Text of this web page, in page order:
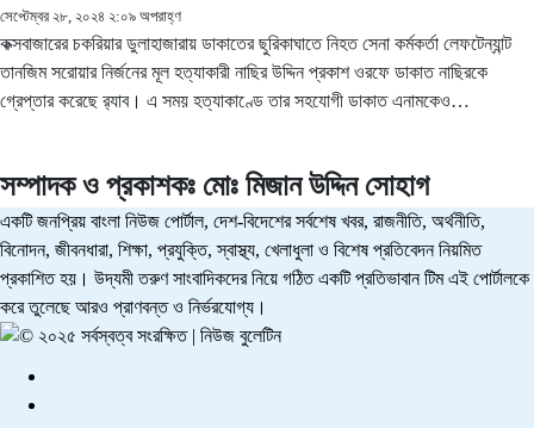
সেপ্টেম্বর ২৮, ২০২৪ ২:০৯ অপরাহ্ণ
কক্সবাজারের চকরিয়ার ডুলাহাজারায় ডাকাতের ছুরিকাঘাতে নিহত সেনা কর্মকর্তা লেফটেন্যান্ট
তানজিম সরোয়ার নির্জনের মূল হত্যাকারী নাছির উদ্দিন প্রকাশ ওরফে ডাকাত নাছিরকে
গ্রেপ্তার করেছে র‍্যাব। এ সময় হত্যাকাণ্ডে তার সহযোগী ডাকাত এনামকেও…
সম্পাদক ও প্রকাশকঃ মোঃ মিজান উদ্দিন সোহাগ
একটি জনপ্রিয় বাংলা নিউজ পোর্টাল, দেশ-বিদেশের সর্বশেষ খবর, রাজনীতি, অর্থনীতি,
বিনোদন, জীবনধারা, শিক্ষা, প্রযুক্তি, স্বাস্থ্য, খেলাধুলা ও বিশেষ প্রতিবেদন নিয়মিত
প্রকাশিত হয়। উদ্যমী তরুণ সাংবাদিকদের নিয়ে গঠিত একটি প্রতিভাবান টিম এই পোর্টালকে
করে তুলেছে আরও প্রাণবন্ত ও নির্ভরযোগ্য।